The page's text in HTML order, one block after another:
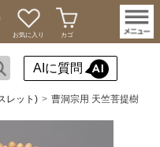
お気に入り カゴ
AIに質問
レット) 曹洞宗用 天竺菩提樹